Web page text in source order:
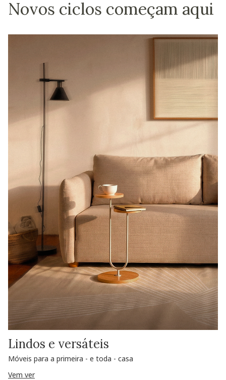
Novos ciclos começam aqui
Lindos e versáteis
Móveis para a primeira - e toda - casa
Vem ver